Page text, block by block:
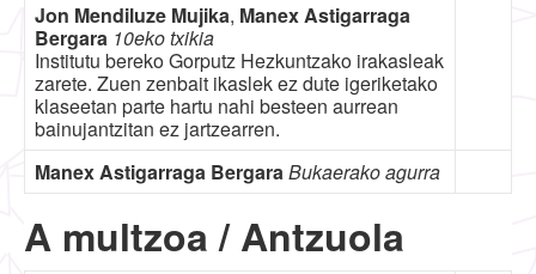
Jon Mendiluze Mujika, Manex Astigarraga
Bergara 10eko txikia
Institutu bereko Gorputz Hezkuntzako irakasleak
zarete. Zuen zenbait ikaslek ez dute igeriketako
klaseetan parte hartu nahi besteen aurrean
bainujantzitan ez jartzearren.
Manex Astigarraga BergaraBukaerako agurra
A multzoa / Antzuola